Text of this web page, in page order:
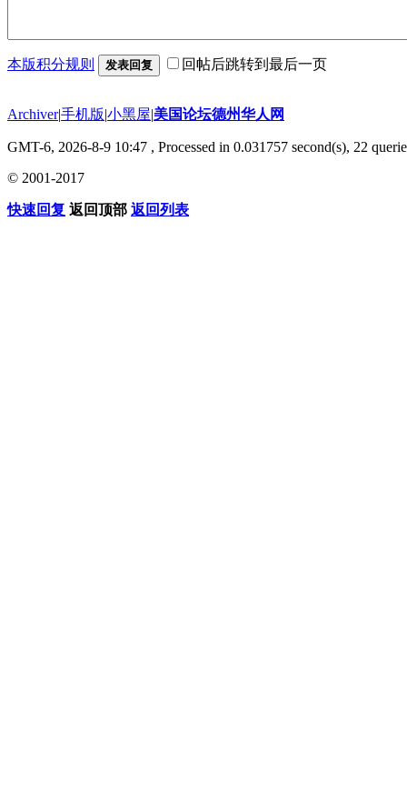
本版积分规则 发表回复 回帖后跳转到最后一页
Archiver|手机版|小黑屋|美国论坛德州华人网
GMT-6, 2026-8-9 10:47 , Processed in 0.031757 second(s), 22
© 2001-2017
快速回复 返回顶部 返回列表